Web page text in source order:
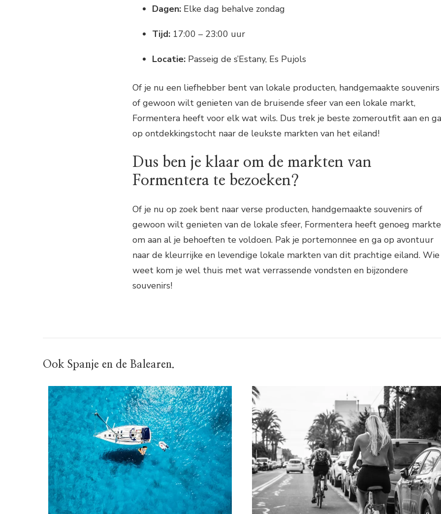
Dagen: Elke dag behalve zondag
Tijd: 17:00 – 23:00 uur
Locatie: Passeig de s’Estany, Es Pujols
Of je nu een liefhebber bent van lokale producten, handgemaakte souvenirs
of gewoon wilt genieten van de bruisende sfeer van een lokale markt,
Formentera heeft voor elk wat wils. Dus trek je beste zomeroutfit aan en ga
op ontdekkingstocht naar de leukste markten van het eiland!
Dus ben je klaar om de markten van
Formentera te bezoeken?
Of je nu op zoek bent naar verse producten, handgemaakte souvenirs of
gewoon wilt genieten van de lokale sfeer, Formentera heeft genoeg
om aan al je behoeften te voldoen. Pak je portemonnee en ga op avontuur
naar de kleurrijke en levendige lokale markten van dit prachtige eiland. Wie
weet kom je wel thuis met wat verrassende vondsten en bijzondere
souvenirs!
Ook Spanje en de Balearen.